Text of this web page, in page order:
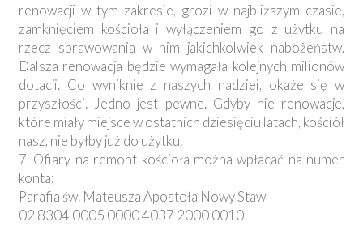
renowacji w tym zakresie, grozi w najbliższym czasie,
zamknięciem kościoła i wyłączeniem go z użytku na
rzecz sprawowania w nim jakichkolwiek nabożeństw.
Dalsza renowacja będzie wymagała kolejnych milionów
dotacji. Co wyniknie z naszych nadziei, okaże się w
przyszłości. Jedno jest pewne. Gdyby nie renowacje,
które miały miejsce w ostatnich dziesięciu latach, kościół
nasz, nie byłby już do użytku.
7. Ofiary na remont kościoła można wpłacać na numer
konta:
Parafia św. Mateusza Apostoła Nowy Staw
02 8304 0005 0000 4037 2000 0010